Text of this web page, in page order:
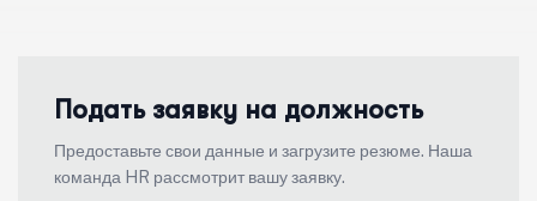
Подать заявку на должность
Предоставьте свои данные и загрузите резюме. Наша
команда HR рассмотрит вашу заявку.